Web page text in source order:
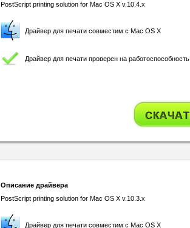
PostScript printing solution for Mac OS X v.10.4.x
Драйвер для печати совместим с Mac OS X
Драйвер для печати проверен на работоспособность
Описание драйвера
PostScript printing solution for Mac OS X v.10.3.x
Драйвер для печати совместим с Mac OS X